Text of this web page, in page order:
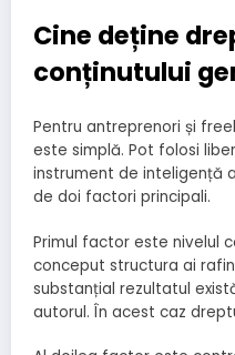
Cine deține
conținutului
Pentru antreprenori și
este simplă. Pot folosi
instrument de inteligență
de doi factori principali.
Primul factor este nivelul
conceput structura ai
substanțial rezultatul
autorul. În acest caz